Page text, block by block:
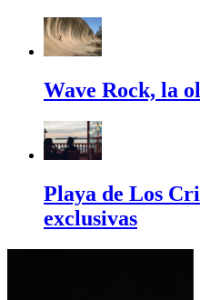
Wave Rock, la
Playa de Los
exclusivas